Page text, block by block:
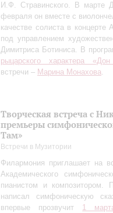
И.Ф. Стравинского. В марте
февраля он вместе с
качестве солиста в концерте
под управлением
Димитриса Ботиниса. В
рыцарского характера
встречи – Марина Монахова.
Творческая встреча с
премьеры
Там»
Встречи в Музитории
Филармония приглашает на
Академического
пианистом и композитором.
написал симфоническую
впервые прозвучит 1